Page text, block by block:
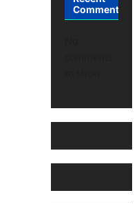
Comments